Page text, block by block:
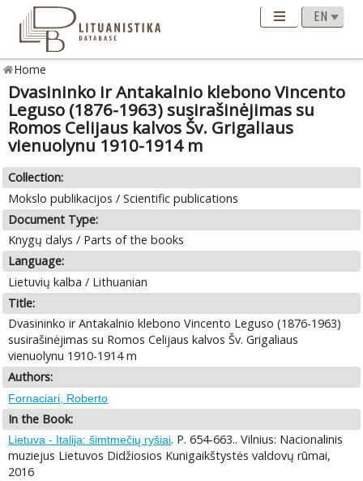
Home
Dvasininko ir Antakalnio klebono Vincento
Leguso (1876-1963) susirašinėjimas su
Romos Celijaus kalvos Šv. Grigaliaus
vienuolynu 1910-1914 m
Collection:
Mokslo publikacijos / Scientific publications
Document Type:
Knygų dalys / Parts of the books
Language:
Lietuvių kalba / Lithuanian
Title:
Dvasininko ir Antakalnio klebono Vincento Leguso (1876-1963)
susirašinėjimas su Romos Celijaus kalvos Šv. Grigaliaus
vienuolynu 1910-1914 m
Authors:
Fornaciari, Roberto
In the Book:
Lietuva - Italija: šimtmečių ryšiai. P. 654-663.. Vilnius: Nacionalinis
muziejus Lietuvos Didžiosios Kunigaikštystės valdovų rūmai,
2016